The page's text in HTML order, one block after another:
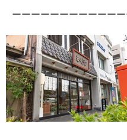
ーーーーーーーーーーー